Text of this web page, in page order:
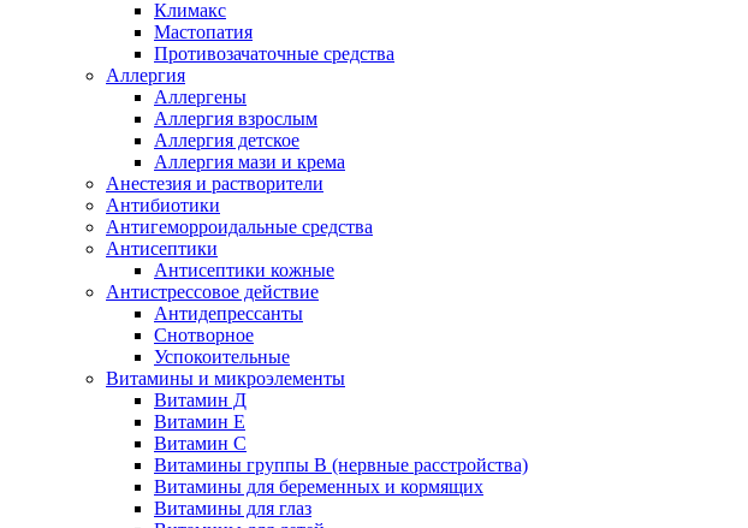
Климакс
Мастопатия
Противозачаточные средства
Аллергия
Аллергены
Аллергия взрослым
Аллергия детское
Аллергия мази и крема
Анестезия и растворители
Антибиотики
Антигеморроидальные средства
Антисептики
Антисептики кожные
Антистрессовое действие
Антидепрессанты
Снотворное
Успокоительные
Витамины и микроэлементы
Витамин Д
Витамин Е
Витамин С
Витамины группы В (нервные расстройства)
Витамины для беременных и кормящих
Витамины для глаз